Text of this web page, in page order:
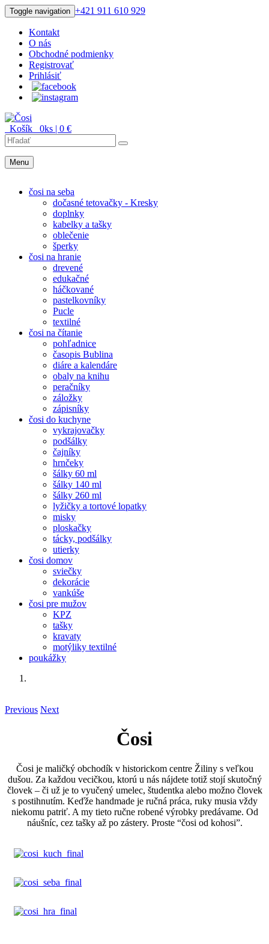
Toggle navigation +421 911 610 929
Kontakt
O nás
Obchodné podmienky
Registrovať
Prihlásiť
Košík 0ks | 0 €
Menu
čosi na seba
dočasné tetovačky - Kresky
doplnky
kabelky a tašky
oblečenie
šperky
čosi na hranie
drevené
edukačné
háčkované
pastelkovníky
Pucle
textilné
čosi na čítanie
pohľadnice
časopis Bublina
diáre a kalendáre
obaly na knihu
peračníky
záložky
zápisníky
čosi do kuchyne
vykrajovačky
podšálky
čajníky
hrnčeky
šálky 60 ml
šálky 140 ml
šálky 260 ml
lyžičky a tortové lopatky
misky
ploskačky
tácky, podšálky
utierky
čosi domov
sviečky
dekorácie
vankúše
čosi pre mužov
KPZ
tašky
kravaty
motýliky textilné
poukážky
Previous Next
Čosi
Čosi je maličký obchodík v historickom centre Žiliny s veľkou
dušou. Za každou vecičkou, ktorú u nás nájdete totiž stojí skutočný
človek – či už je to vyučený umelec, študentka alebo možno človek
s postihnutím. Keďže handmade je ručná práca, ruky musia vždy
niekomu patriť. A my tieto ručne robené výrobky predávame. Od
náušníc, cez tašky až po zástery. Proste “čosi od kohosi”.